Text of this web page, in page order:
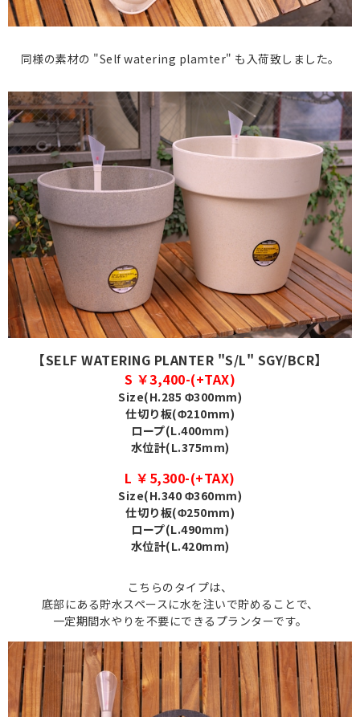
同様の素材の "Self watering plamter" も入荷致しました。
【SELF WATERING PLANTER "S/L" SGY/BCR】
S ￥3,400-(+TAX)
Size(H.285 Φ300mm)
仕切り板(Φ210mm)
ロープ(L.400mm)
水位計(L.375mm)
L ￥5,300-(+TAX)
Size(H.340 Φ360mm)
仕切り板(Φ250mm)
ロープ(L.490mm)
水位計(L.420mm)
こちらのタイプは、
底部にある貯水スペースに水を注いで貯めることで、
一定期間水やりを不要にできるプランターです。